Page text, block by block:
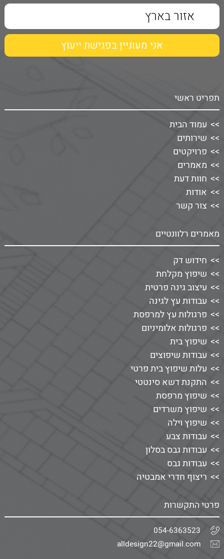
תפריט ראשי
עמוד הבית
שירותים
פרויקטים
מאמרים
חוות דעת
אודות
צור קשר
מאמרים רלוונטיים
חידוש דק
שיפוץ מקלחת
עיצוב גינה פרטית
עבודות עץ לגינה
פרגולות עץ למרפסת
פרגולות אלומיניום
שיפוץ בית
עבודות שיפוצים
עלות שיפוץ בית פרטי
התקנת דשא סינטטי
שיפוץ מרפסת
שיפוץ משרדים
שיפוץ וילה
עבודות צבע
עבודות גבס בסלון
עבודות גבס
ריצוף חדרי אמבטיה
פרטי התקשרות
054-6363523
alldesign22@gmail.com